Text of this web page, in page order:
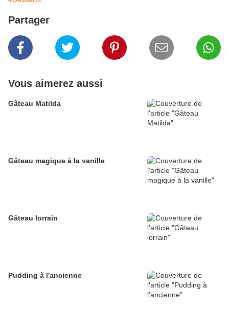
Partager
Vous aimerez aussi
Gâteau Matilda
Gâteau magique à la vanille
Gâteau lorrain
Pudding à l'ancienne